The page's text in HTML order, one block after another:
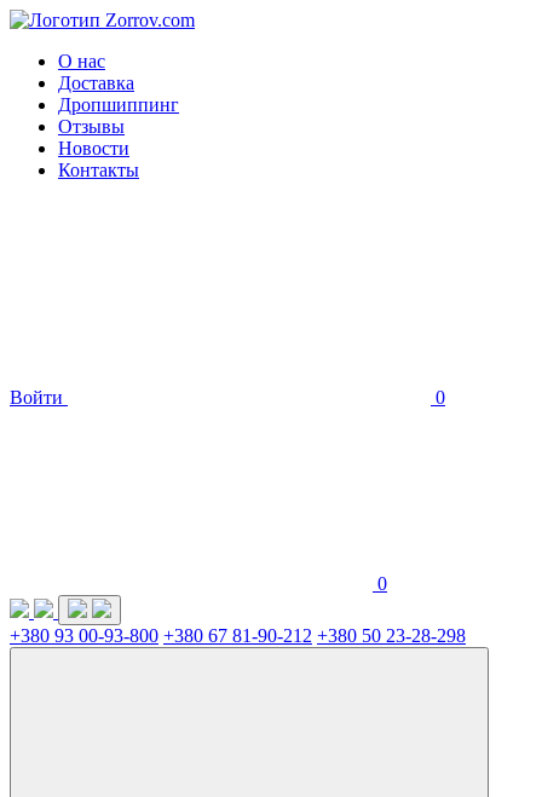
О нас
Доставка
Дропшиппинг
Отзывы
Новости
Контакты
Войти 0
0
+380 93 00-93-800 +380 67 81-90-212 +380 50 23-28-298